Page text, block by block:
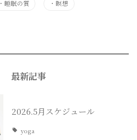
・睡眠の質 ・瞑想
最新記事
2026.5月スケジュール
yoga